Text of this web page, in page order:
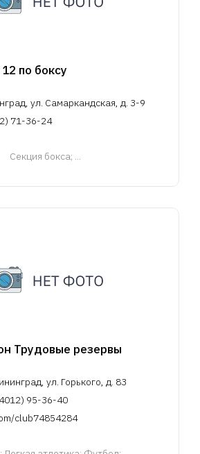
по боксу
ул. Самаркандская, д. 3-9
71-36-24
Cекция бокса; ...
Трудовые резервы
ул. Горького, д. 83
95-36-40
club74854284